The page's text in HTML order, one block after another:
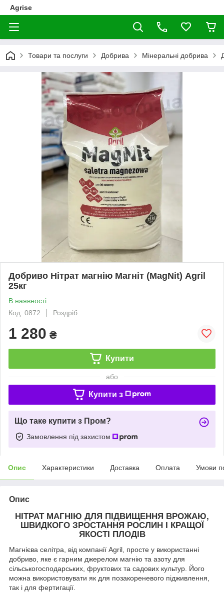
Agrise
Товари та послуги Добрива Мінеральні добрива
Добриво Нітрат магнію Магніт (MagNit) Agril
25кг
В наявності
Код: 0872
Роздріб
1 280 ₴
Купити
або
Купити з
Що таке купити з Пром?
Замовлення під захистом
Опис Характеристики Доставка Оплата Умови
Опис
НІТРАТ МАГНІЮ ДЛЯ ПІДВИЩЕННЯ ВРОЖАЮ,
ШВИДКОГО ЗРОСТАННЯ РОСЛИН І КРАЩОЇ
ЯКОСТІ ПЛОДІВ
Магнієва селітра, від компанії Agril, просте у використанні
добриво, яке є гарним джерелом магнію та азоту для
сільськогосподарських, фруктових та садових культур. Його
можна використовувати як для позакореневого підживлення,
так і для фертигації.